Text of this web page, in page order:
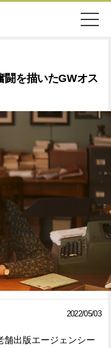
妊娠・出産
ワークスタイル
ファッション
SDGs
検
Twitter
シ
闘を描いたGWオス
2022/05/03
舗出版エージェンシー